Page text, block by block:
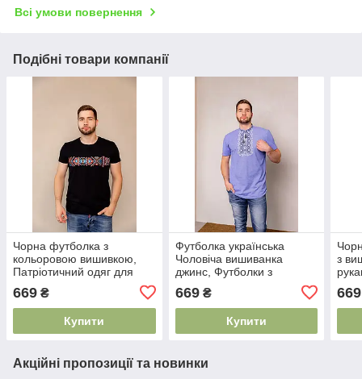
Всі умови повернення
Подібні товари компанії
Чорна футболка з
кольоровою вишивкою,
Патріотичний одяг для
футболки в етно-стилі
669 ₴
Купити
Футболка українська
Чоловіча вишиванка
джинс, Футболки з
вишивкою для чоловіків,
Чоловіча вишита одяг
669₴
Купити
з
669
Акційні пропозиції та новинки